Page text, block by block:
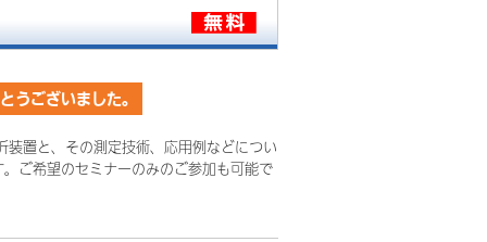
うございました。
置と、その測定技術、応用例などについ
ご希望のセミナーのみのご参加も可能で